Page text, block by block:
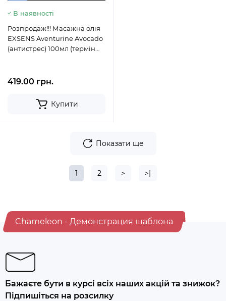
В наявності
Розпродаж!!! Масажна олія
EXSENS Aventurine Avocado
(антистрес) 100мл (термін
419.00 грн.
Купити
Показати ще
1 2 > >|
Chameleon - Демонстрация шаблона
Бажаєте бути в курсі всіх наших акцій та знижок?
Підпишіться на розсилку